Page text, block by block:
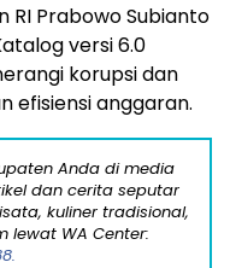
RI Prabowo Subianto
versi 6.0
korupsi dan
efisiensi anggaran.
Anda di media
dan cerita seputar
kuliner tradisional,
lewat WA Center: